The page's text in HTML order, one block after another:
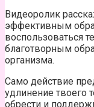
Видеоролик
эффективным
воспользоваться
благотворным
организма.
Само действие
удлинение твоего
обрести и